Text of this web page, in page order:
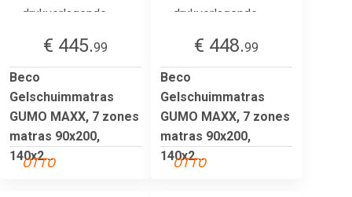
€ 445.99
Beco
Gelschuimmatras
GUMO MAXX, 7 zones
matras 90x200,
140x2...
OTTO
€ 448.99
Beco
Gelschuimmatras
GUMO MAXX, 7 zones
matras 90x200,
140x2...
OTTO